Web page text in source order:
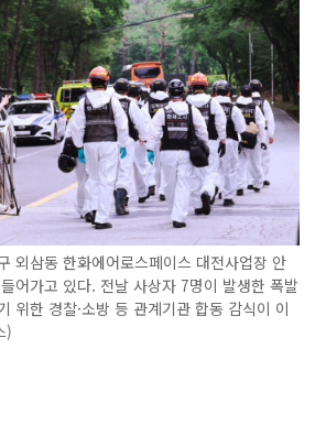
외삼동 한화에어로스페이스 대전사업장 안
어가고 있다. 전날 사상자 7명이 발생한 폭발
위한 경찰·소방 등 관계기관 합동 감식이 이
)